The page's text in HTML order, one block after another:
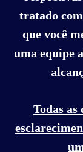
tratado
que você
uma equipe
Todas as